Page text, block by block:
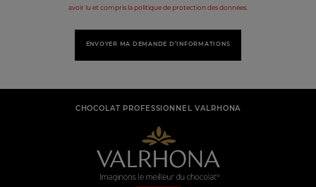
avoir lu et compris la politique de protection des données.
ENVOYER MA DEMANDE D’INFORMATIONS
CHOCOLAT PROFESSIONNEL VALRHONA